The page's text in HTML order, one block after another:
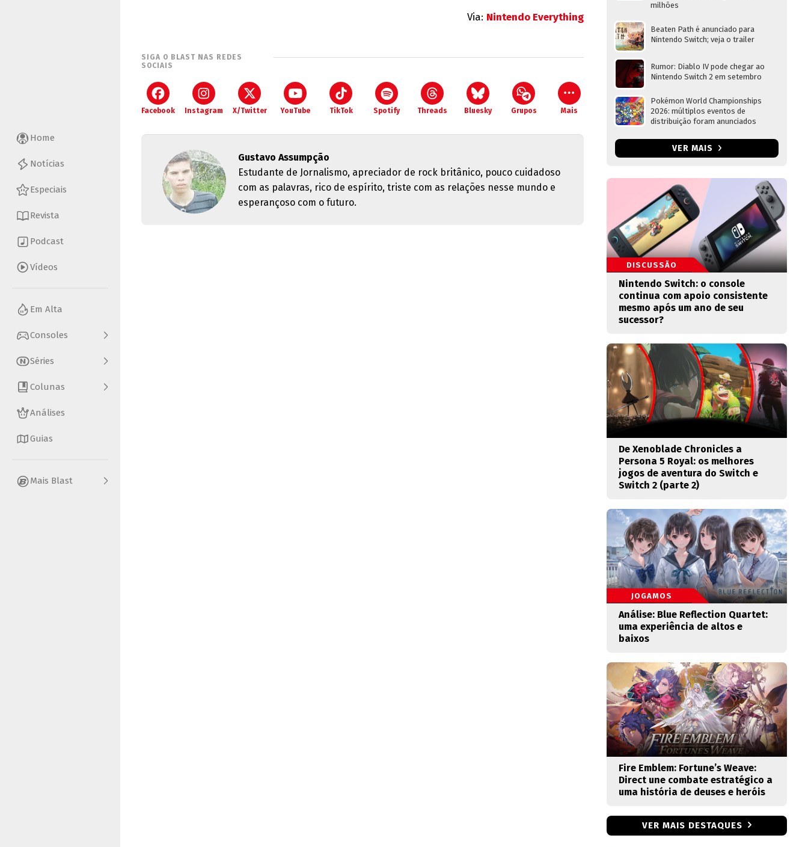
Home
Notícias
Especiais
Revista
Podcast
Vídeos
Em Alta
Consoles
Séries
Colunas
Análises
Guias
Mais Blast
Via: Nintendo Everything
SIGA O BLAST NAS REDES
SOCIAIS
Facebook Instagram X/Twitter YouTube TikTok Spotify Threads Bluesky Grupos Mais
Gustavo Assumpção
Estudante de Jornalismo, apreciador de rock britânico, pouco cuidadoso
com as palavras, rico de espírito, triste com as relações nesse mundo e
esperançoso com o futuro.
milhões
Beaten Path é anunciado para
Nintendo Switch; veja o trailer
Rumor: Diablo IV pode chegar ao
Nintendo Switch 2 em setembro
Pokémon World Championships
2026: múltiplos eventos de
distribuição foram anunciados
VER MAIS
DISCUSSÃO
Nintendo Switch: o console
continua com apoio consistente
mesmo após um ano de seu
sucessor?
De Xenoblade Chronicles a
Persona 5 Royal: os melhores
jogos de aventura do Switch e
Switch 2 (parte 2)
JOGAMOS
Análise: Blue Reflection Quartet:
uma experiência de altos e
baixos
Fire Emblem: Fortune’s Weave:
Direct une combate estratégico a
uma história de deuses e heróis
VER MAIS DESTAQUES